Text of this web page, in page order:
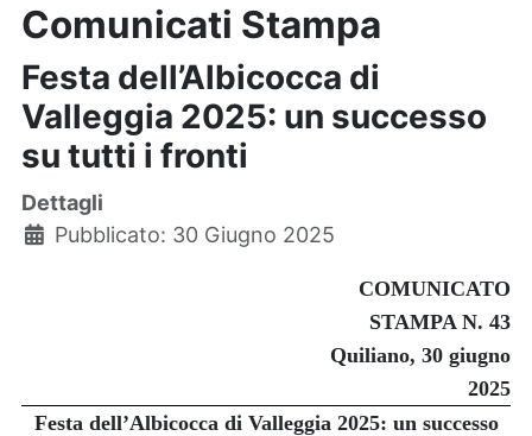
Comunicati Stampa
Festa dell’Albicocca di
Valleggia 2025: un successo
su tutti i fronti
Dettagli
Pubblicato: 30 Giugno 2025
COMUNICATO
STAMPA N. 43
Quiliano, 30 giugno
2025
Festa dell’Albicocca di Valleggia 2025: un successo